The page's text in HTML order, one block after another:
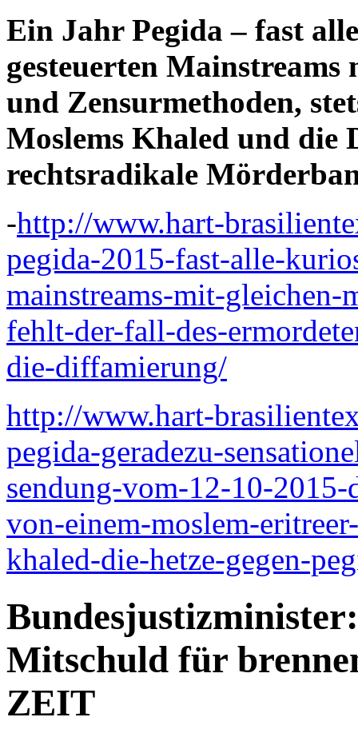
Ein Jahr Pegida – fast
gesteuerten
und Zensurmethoden,
Moslems Khaled und die
rechtsradikale
-http://www.hart-
pegida-2015-fast-alle-
mainstreams-mit-gleichen-
fehlt-der-fall-des-
die-diffamierung/
http://www.hart-
pegida-geradezu-
sendung-vom-12-10-
von-einem-moslem-
khaled-die-hetze-gegen-
Bundesjustizminister:
Mitschuld für
ZEIT